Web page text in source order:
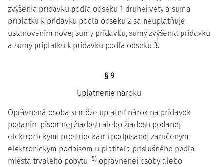
zvýšenia prídavku podľa odseku 1 druhej vety a suma
príplatku k prídavku podľa odseku 2 sa neuplatňuje
ustanovením novej sumy prídavku, sumy zvýšenia prídavku
a sumy príplatku k prídavku podľa odseku 3.
§ 9
Uplatnenie nároku
Oprávnená osoba si môže uplatniť nárok na prídavok
podaním písomnej žiadosti alebo žiadosti podanej
elektronickými prostriedkami podpísanej zaručeným
elektronickým podpisom u platiteľa príslušného podľa
miesta trvalého pobytu 15) oprávnenej osoby alebo